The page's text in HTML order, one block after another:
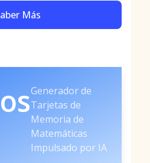
Más
Generador de
Tarjetas de
Memoria de
Matemáticas
Impulsado por IA